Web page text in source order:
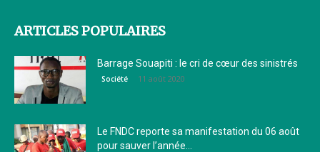
ARTICLES POPULAIRES
Barrage Souapiti : le cri de cœur des sinistrés
Société 11 août 2020
Le FNDC reporte sa manifestation du 06 août
pour sauver l’année...